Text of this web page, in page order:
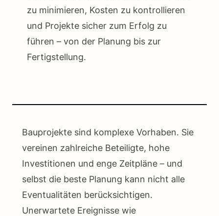
zu minimieren, Kosten zu kontrollieren
und Projekte sicher zum Erfolg zu
führen – von der Planung bis zur
Fertigstellung.
Bauprojekte sind komplexe Vorhaben. Sie
vereinen zahlreiche Beteiligte, hohe
Investitionen und enge Zeitpläne – und
selbst die beste Planung kann nicht alle
Eventualitäten berücksichtigen.
Unerwartete Ereignisse wie